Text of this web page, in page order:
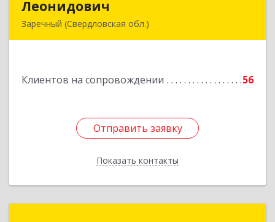
Леонидович
Заречный (Свердловская обл.)
Клиентов на сопровождении 56
Отправить заявку
Показать контакты
Подробнее
Отправить заявку
Назад